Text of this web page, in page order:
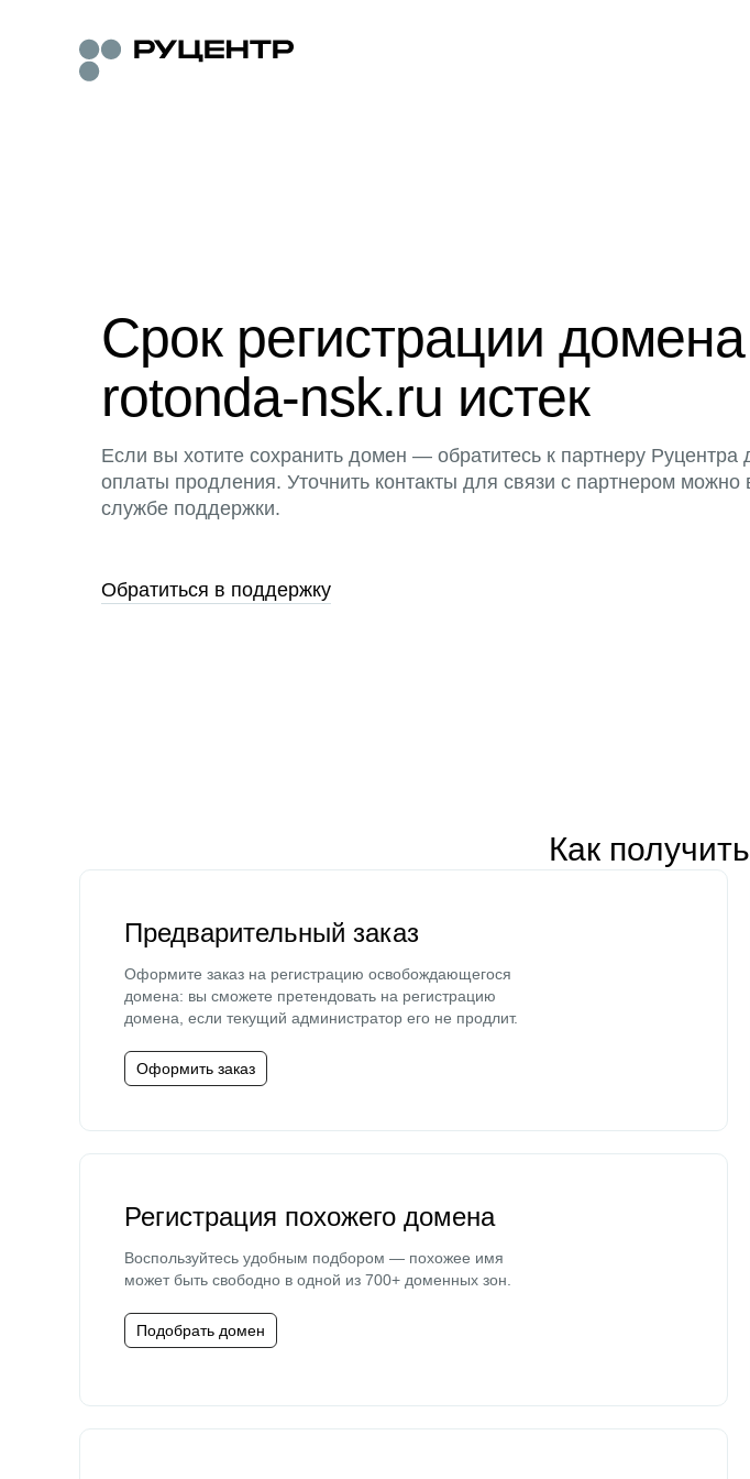
Срок регистрации домена
rotonda-nsk.ru истек
Если вы хотите сохранить домен — обратитесь к партнеру Руцентра
оплаты продления. Уточнить контакты для связи с партнером можно
службе поддержки.
Обратиться в поддержку
Как
Предварительный заказ
Оформите заказ на регистрацию освобождающегося
домена: вы сможете претендовать на регистрацию
домена, если текущий администратор его не продлит.
Оформить заказ
Регистрация похожего домена
Воспользуйтесь удобным подбором — похожее имя
может быть свободно в одной из 700+ доменных зон.
Подобрать домен